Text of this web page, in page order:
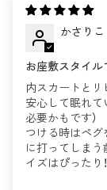
かさりこ
お座敷スタイ
内スカートと
安心して眠れて
必要かもです）
つける時はペ
に打ってしま
イズはぴったり！